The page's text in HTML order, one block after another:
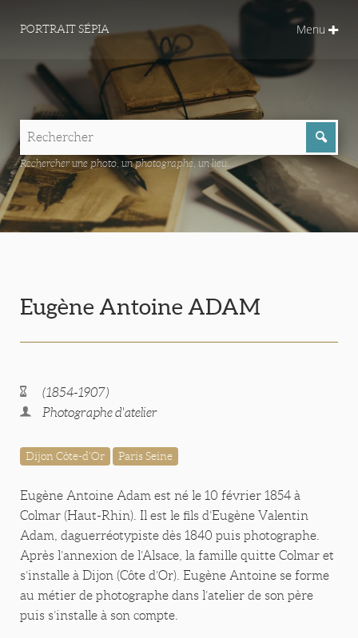
PORTRAIT SÉPIA Menu
Rechercher une photo, un photographe, un lieu...
Eugène Antoine ADAM
(1854-1907)
Photographe d'atelier
Dijon Côte-d'Or Paris Seine
Eugène Antoine Adam est né le 10 février 1854 à
Colmar (Haut-Rhin). Il est le fils d’Eugène Valentin
Adam, daguerréotypiste dès 1840 puis photographe.
Après l’annexion de l’Alsace, la famille quitte Colmar et
s’installe à Dijon (Côte d’Or). Eugène Antoine se forme
au métier de photographe dans l’atelier de son père
puis s’installe à son compte.